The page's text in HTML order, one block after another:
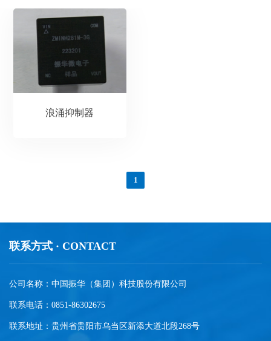
浪涌抑制器
1
联系方式 · CONTACT
公司名称：中国振华（集团）科技股份有限公司
联系电话：0851-86302675
联系地址：贵州省贵阳市乌当区新添大道北段268号